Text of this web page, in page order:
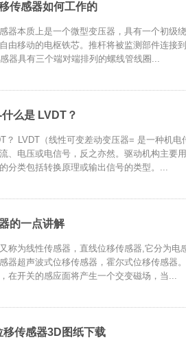
传感器如何工作的
器本质上是一个微型变压器，具有一个初级
由移动的电枢铁芯。推杆将被监测部件连接
器具有三个端对端排列的螺线管线圈...
么是 LVDT？
？ LVDT（线性可变差动变压器= 是一种机
、电压或电信号，反之亦然。驱动机构主要
分类包括转换原理或输出信号的类型。...
的一点讲解
称为线性传感器，直线位移传感器,它分为
器超声波式位移传感器，霍尔式位移传感器
在开关的感应面将产生一个交变磁场，当...
移传感器3D图纸下载